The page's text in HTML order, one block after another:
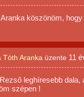
köszönöm,
Tóth Aranka üzente 11
leghíresebb
szépen !